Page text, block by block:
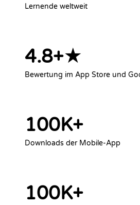
Lernende weltweit
4.8+★
Bewertung im App Store und
100K+
Downloads der Mobile-App
100K+